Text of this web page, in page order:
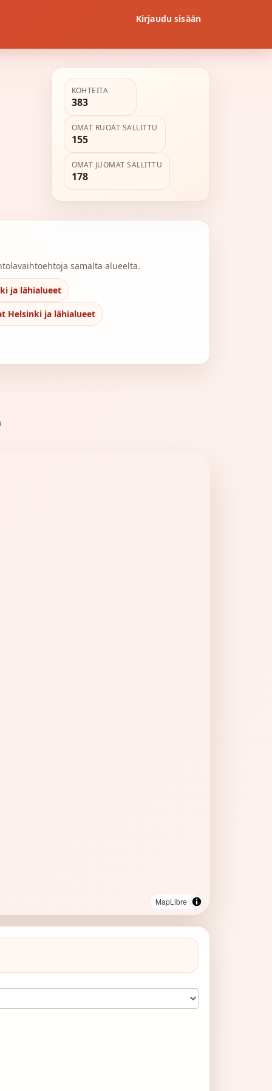
Kirjaudu sisään
KOHTEITA
383
OMAT RUOAT SALLITTU
155
OMAT JUOMAT SALLITTU
178
samalta alueelta.
ja lähialueet
Helsinki ja lähialueet
MapLibre